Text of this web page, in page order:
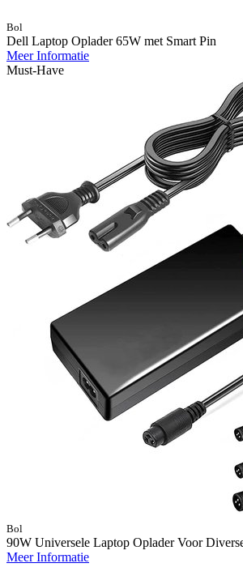
Bol
Dell Laptop Oplader 65W met Smart Pin
Meer Informatie
Must-Have
Bol
90W Universele Laptop Oplader Voor
Meer Informatie